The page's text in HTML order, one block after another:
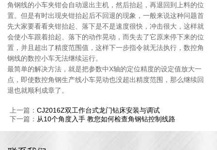
角钢线的小车夹钳会自动退出主机，然后抬起，再退回到上料的位
置。但是有时出现夹钳抬起后不回退的现象，一般来说这种问题首
先大家要看看夹钳抬起、落下是不是速度很快，冲击很大，这样就
会使小车跟着抬起、落下的动作晃动，而失去了它原来停下来的位
置，并且超出了精度范围值，这样下一步指令就无法执行，数控角
钢线的数控小车无法继续运行。
最简单的解决方法，就是把参数中X轴的定位精度的设定值放大一
点，即使数控角钢生产线小车晃动也没超出精度范围，那么继续回
退也就顺利成章了。
上一篇： CJ2016Z双工作台式龙门钻床安装与调试
下一篇： 从10个角度入手 教您如何检查角钢钻控制线路